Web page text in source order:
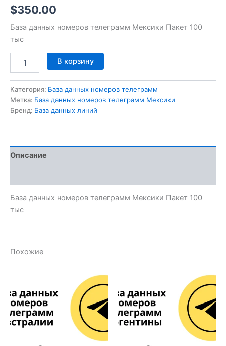
$350.00
База данных номеров телеграмм Мексики Пакет 100
тыс
В корзину
Категория: База данных номеров телеграмм
Метка: База данных номеров телеграмм Мексики
Бренд: База данных линий
Описание
База данных номеров телеграмм Мексики Пакет 100
тыс
Похожие